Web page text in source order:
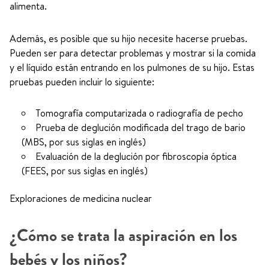
alimenta.
Además, es posible que su hijo necesite hacerse pruebas.
Pueden ser para detectar problemas y mostrar si la comida
y el líquido están entrando en los pulmones de su hijo. Estas
pruebas pueden incluir lo siguiente:
Tomografía computarizada o radiografía de pecho
Prueba de deglución modificada del trago de bario
(MBS, por sus siglas en inglés)
Evaluación de la deglución por fibroscopia óptica
(FEES, por sus siglas en inglés)
Exploraciones de medicina nuclear
¿Cómo se trata la aspiración en los
bebés y los niños?